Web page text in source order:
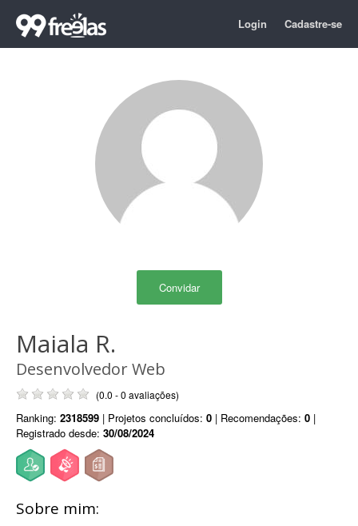
Login Cadastre-se
Convidar
Maiala R.
Desenvolvedor Web
(0.0 - 0 avaliações)
Ranking: 2318599 | Projetos concluídos: 0 | Recomendações: 0 |
Registrado desde: 30/08/2024
Sobre mim: